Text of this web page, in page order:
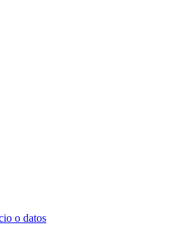
o datos